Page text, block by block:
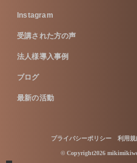
Instagram
受講された方の声
法人様導入事例
ブログ
最新の活動
© Copyright2026
プライバシーポリシー 利用規